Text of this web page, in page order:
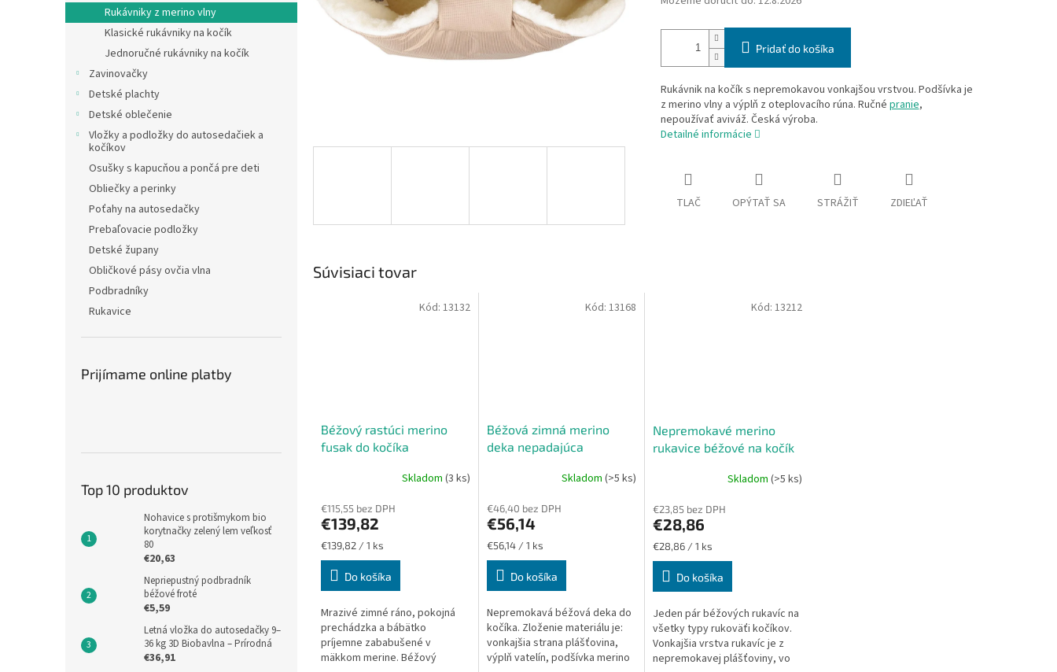
Rukávniky z merino vlny
Klasické rukávniky na kočík
Jednoručné rukávniky na kočík
Zavinovačky
Detské plachty
Detské oblečenie
Vložky a podložky do autosedačiek a
kočíkov
Osušky s kapucňou a pončá pre deti
Obliečky a perinky
Poťahy na autosedačky
Prebaľovacie podložky
Detské župany
Obličkové pásy ovčia vlna
Podbradníky
Rukavice
Prijímame online platby
Top 10 produktov
Nohavice s protišmykom bio
korytnačky zelený lem veľkosť
80
€20,63
Nepriepustný podbradník
béžové froté
€5,59
Letná vložka do autosedačky 9–
36 kg 3D Biobavlna – Prírodná
€36,91
Pridať do košíka
Rukávnik na kočík s nepremokavou vonkajšou vrstvou. Podšívka je
z merino vlny a výplň z oteplovacího rúna. Ručné pranie,
nepoužívať aviváž. Česká výroba.
Detailné informácie
TLAČ OPÝTAŤ SA STRÁŽIŤ ZDIEĽAŤ
Súvisiaci tovar
Béžový rastúci merino
fusak do kočíka
produktu
je
5,0
z
hviezdičiek.
Skladom (3 ks)
€115,55 bez DPH
€139,82
Jednotková
cena:
€139,82 / 1 ks
Do košíka
Mrazivé zimné ráno, pokojná
prechádzka a bábätko
príjemne zababušené v
mäkkom merine. Béžový
Kód: 13132
Béžová zimná merino
deka nepadajúca
Skladom (>5 ks)
€46,40 bez DPH
€56,14
Jednotková
cena:
€56,14 / 1 ks
Do košíka
Nepremokavá béžová deka do
kočíka. Zloženie materiálu je:
vonkajšia strana plášťovina,
výplň vatelín, podšívka merino
Kód: 13168
Nepremokavé merino
rukavice béžové na kočík
Skladom(>5 ks)
€23,85 bez DPH
€28,86
Jednotková
cena:
€28,86 / 1 ks
Do košíka
Jeden pár béžových rukavíc na
všetky typy rukoväťi kočíkov.
Vonkajšia vrstva rukavíc je z
nepremokavej plášťoviny, vo
Kód:13212